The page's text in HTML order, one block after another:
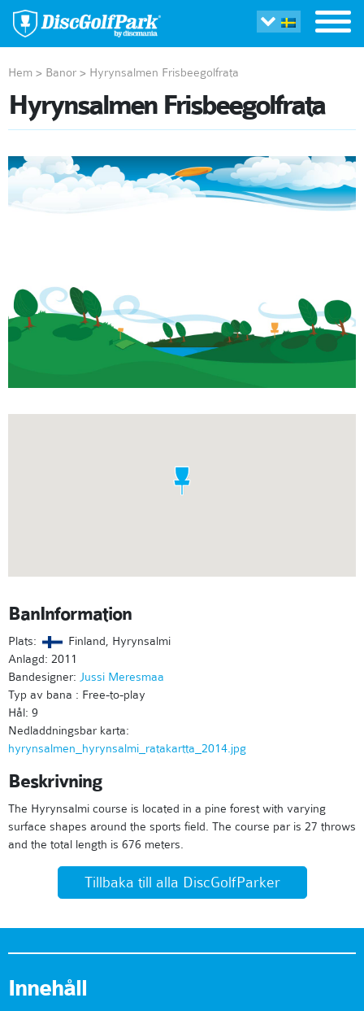
Hem > Banor > Hyrynsalmen Frisbeegolfrata
Hyrynsalmen Frisbeegolfrata
BanInformation
Plats:
Finland, Hyrynsalmi
Anlagd: 2011
Bandesigner: Jussi Meresmaa
Typ av bana : Free-to-play
Hål: 9
Nedladdningsbar karta:
hyrynsalmen_hyrynsalmi_ratakartta_2014.jpg
Beskrivning
The Hyrynsalmi course is located in a pine forest with varying
surface shapes around the sports field. The course par is 27 throws
and the total length is 676 meters.
Tillbaka till alla DiscGolfParker
Innehåll